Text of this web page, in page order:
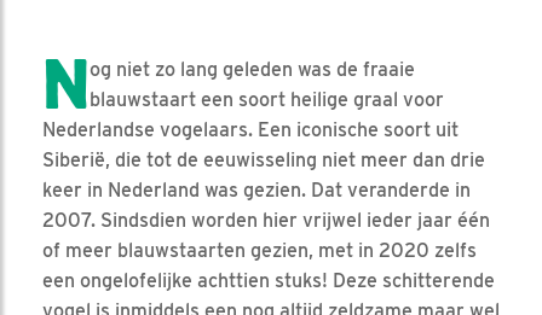
Nog niet zo lang geleden was de fraaie
blauwstaart een soort heilige graal voor
Nederlandse vogelaars. Een iconische soort uit
Siberië, die tot de eeuwisseling niet meer dan drie
keer in Nederland was gezien. Dat veranderde in
2007. Sindsdien worden hier vrijwel ieder jaar één
of meer blauwstaarten gezien, met in 2020 zelfs
een ongelofelijke achttien stuks! Deze schitterende